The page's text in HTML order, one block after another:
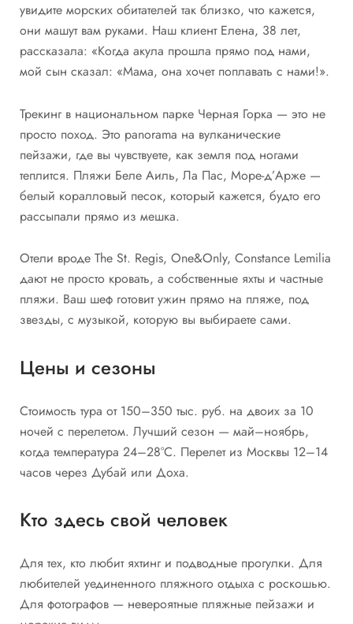
увидите морских обитателей так близко, что кажется,
они машут вам руками. Наш клиент Елена, 38 лет,
рассказала: «Когда акула прошла прямо под нами,
мой сын сказал: «Мама, она хочет поплавать с нами!».
Трекинг в национальном парке Черная Горка — это не
просто поход. Это panorama на вулканические
пейзажи, где вы чувствуете, как земля под ногами
теплится. Пляжи Беле Аиль, Ла Пас, Море-д’Арже —
белый коралловый песок, который кажется, будто его
рассыпали прямо из мешка.
Отели вроде The St. Regis, One&Only, Constance Lemilia
дают не просто кровать, а собственные яхты и частные
пляжи. Ваш шеф готовит ужин прямо на пляже, под
звезды, с музыкой, которую вы выбираете сами.
Цены и сезоны
Стоимость тура от 150–350 тыс. руб. на двоих за 10
ночей с перелетом. Лучший сезон — май–ноябрь,
когда температура 24–28°C. Перелет из Москвы 12–14
часов через Дубай или Доха.
Кто здесь свой человек
Для тех, кто любит яхтинг и подводные прогулки. Для
любителей уединенного пляжного отдыха с роскошью.
Для фотографов — невероятные пляжные пейзажи и